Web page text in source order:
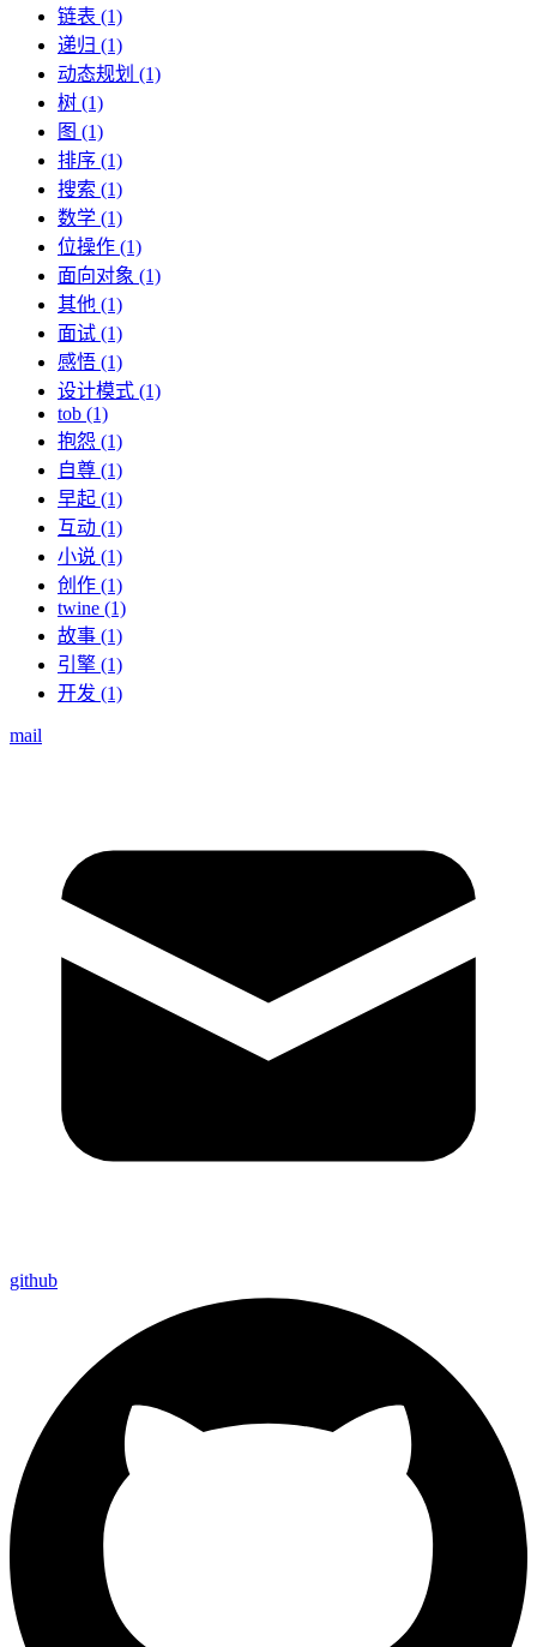
链表 (1)
递归 (1)
动态规划 (1)
树 (1)
图 (1)
排序 (1)
搜索 (1)
数学 (1)
位操作 (1)
面向对象 (1)
其他 (1)
面试 (1)
感悟 (1)
设计模式 (1)
tob (1)
抱怨 (1)
自尊 (1)
早起 (1)
互动 (1)
小说 (1)
创作 (1)
twine (1)
故事 (1)
引擎 (1)
开发 (1)
mail
github